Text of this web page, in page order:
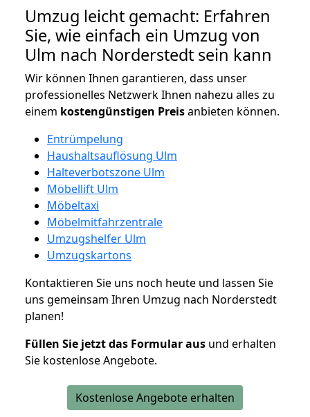
Umzug leicht gemacht: Erfahren
Sie, wie einfach ein Umzug von
Ulm nach Norderstedt sein kann
Wir können Ihnen garantieren, dass unser
professionelles Netzwerk Ihnen nahezu alles zu
einem kostengünstigen Preisanbieten können.
Entrümpelung
Haushaltsauflösung Ulm
Halteverbotszone Ulm
Möbellift Ulm
Möbeltaxi
Möbelmitfahrzentrale
Umzugshelfer Ulm
Umzugskartons
Kontaktieren Sie uns noch heute und lassen Sie
uns gemeinsam Ihren Umzug nach Norderstedt
planen!
Füllen Sie jetzt das Formular aus und erhalten
Sie kostenlose Angebote.
Kostenlose Angebote erhalten